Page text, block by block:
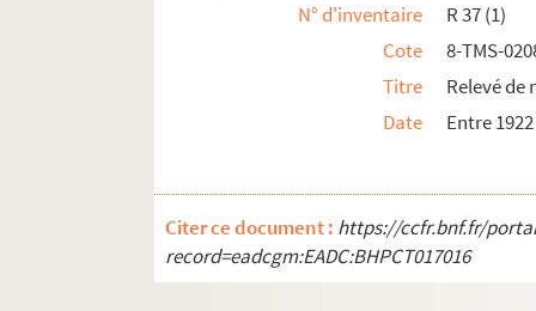
Alexandre Dumas, Auguste Maquet. La
Pierre Veber, José Germain. La réjouissance
William Busnach, Georges Duval, Maurice
Eugène Brieux. Les remplaçantes : pièce en
Pierre Berton. La rencontre : pièce en 4
François de Curel. Le repas du lion : pièce en
N° d'inventaire
R 37 (1)
Cote
8-TMS-
Titre
Relevé de
Date
Entre
Citer ce document : https://ccfr.bnf.fr/
record=eadcgm:EADC:BHPCT017016